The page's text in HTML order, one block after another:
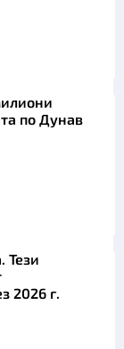
по Дунав
Тези
2026 г.